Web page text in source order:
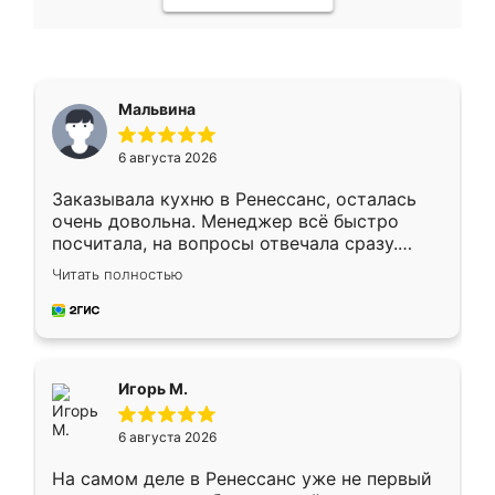
Мальвина
6 августа 2026
Заказывала кухню в Ренессанс, осталась
очень довольна. Менеджер всё быстро
посчитала, на вопросы отвечала сразу.
Замерщик приехал в субботу, подошёл к
делу со всей ответственностью. Собрали
за день, ребята работали аккуратно, даже
Читать полностью
Игорь М.
6 августа 2026
На самом деле в Ренессанс уже не первый